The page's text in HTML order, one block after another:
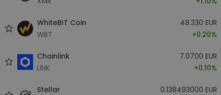
WhiteBIT Coin
WBT
48.330 EUR
+0.20%
Chainlink
LINK
7.0700 EUR
+0.10%
Stellar
0.138493000 EUR